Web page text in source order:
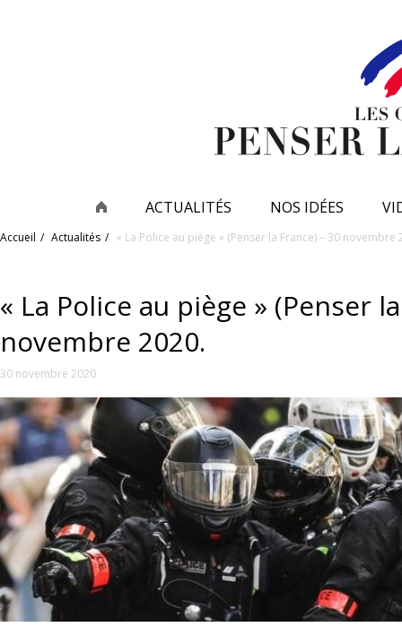
ACTUALITÉS NOS IDÉES
Accueil Actualités « La Police au piège » (Penser la France) – 30 novembre
« La Police au piège » (Penser
novembre 2020.
30 novembre 2020